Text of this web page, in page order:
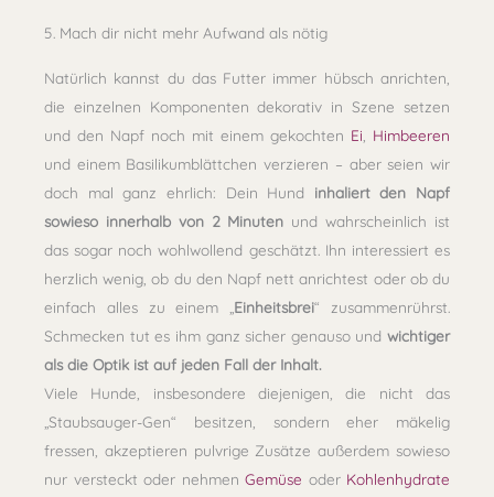
5. Mach dir nicht mehr Aufwand als nötig
Natürlich kannst du das Futter immer hübsch anrichten,
die einzelnen Komponenten dekorativ in Szene setzen
und den Napf noch mit einem gekochten Ei
Himbeeren
und einem Basilikumblättchen verzieren – aber seien wir
doch mal ganz ehrlich: Dein Hund inhaliert den Napf
sowieso innerhalb von 2 Minuten und wahrscheinlich ist
das sogar noch wohlwollend geschätzt. Ihn interessiert es
herzlich wenig, ob du den Napf nett anrichtest oder ob du
einfach alles zu einem „ Einheitsbrei“ zusammenrührst.
Schmecken tut es ihm ganz sicher genauso und wichtiger
als die Optik ist auf jeden Fall der Inhalt.
Viele Hunde, insbesondere diejenigen, die nicht das
„Staubsauger-Gen“ besitzen, sondern eher mäkelig
fressen, akzeptieren pulvrige Zusätze außerdem sowieso
nur versteckt oder nehmen Gemüse oder Kohlenhydrate